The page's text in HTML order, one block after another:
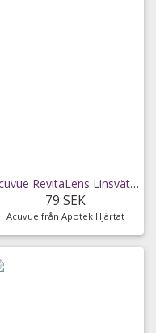
Acuvue RevitaLens Linsvätska 300ml
79 SEK
Acuvue från Apotek Hjärtat